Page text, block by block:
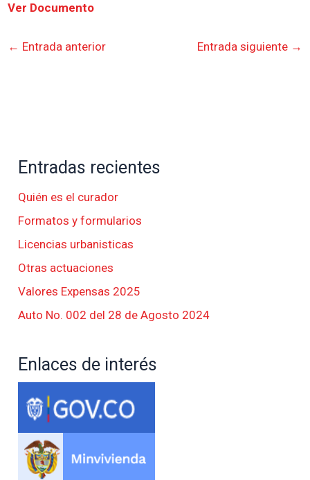
Ver Documento
← Entrada anterior Entrada siguiente →
Entradas recientes
Quién es el curador
Formatos y formularios
Licencias urbanisticas
Otras actuaciones
Valores Expensas 2025
Auto No. 002 del 28 de Agosto 2024
Enlaces de interés